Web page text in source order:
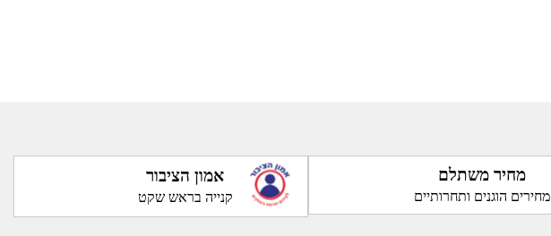
מחיר משתלם
מחירים הוגנים ותחרותיים
אמון הציבור
קנייה בראש שקט